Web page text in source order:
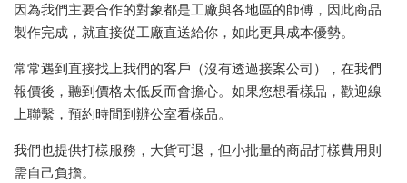
因為我們主要合作的對象都是工廠與各地區的師傅，因此商品
製作完成，就直接從工廠直送給你，如此更具成本優勢。
常常遇到直接找上我們的客戶（沒有透過接案公司），在我們
報價後，聽到價格太低反而會擔心。如果您想看樣品，歡迎線
上聯繫，預約時間到辦公室看樣品。
我們也提供打樣服務，大貨可退，但小批量的商品打樣費用則
需自己負擔。